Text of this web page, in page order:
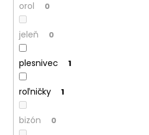
orol 0
jeleň 0
plesnivec 1
roľničky 1
bizón 0